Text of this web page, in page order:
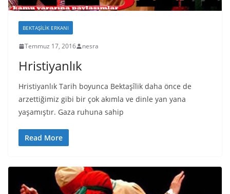
BEKTAŞILIK ERKANI
Temmuz 17, 2016 nesra
Hristiyanlık
Hristiyanlık Tarih boyunca Bektaşîlik daha önce de
arzettiğimiz gibi bir çok akımla ve dinle yan yana
yaşamıştır. Gaza ruhuna sahip
Read More